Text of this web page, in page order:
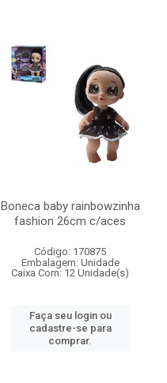
Boneca baby rainbowzinha
fashion 26cm c/aces
Código: 170875
Embalagem: Unidade
Caixa Com: 12 Unidade(s)
Faça seu login ou
cadastre-se para
comprar.